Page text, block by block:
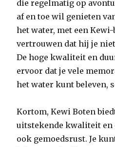
die regelmatig op
af en toe wil genieten
het water, met een
vertrouwen dat hij je
De hoge kwaliteit en
ervoor dat je vele
het water kunt beleven,
Kortom, Kewi Boten
uitstekende kwaliteit en
ook gemoedsrust. Je